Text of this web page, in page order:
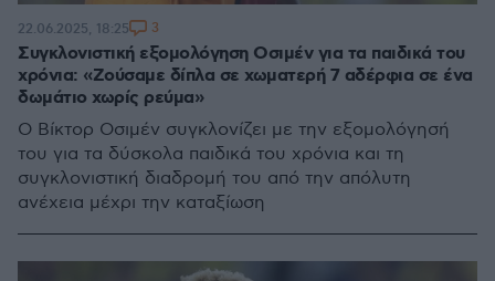
Συγκλονιστική εξομολόγηση Οσιμέν για τα παιδικά του
χρόνια: «Ζούσαμε δίπλα σε χωματερή 7 αδέρφια σε ένα
δωμάτιο χωρίς ρεύμα»
Ο Βίκτορ Οσιμέν συγκλονίζει με την εξομολόγησή
του για τα δύσκολα παιδικά του χρόνια και τη
συγκλονιστική διαδρομή του από την απόλυτη
ανέχεια μέχρι την καταξίωση
22.06.2025, 18:25 3